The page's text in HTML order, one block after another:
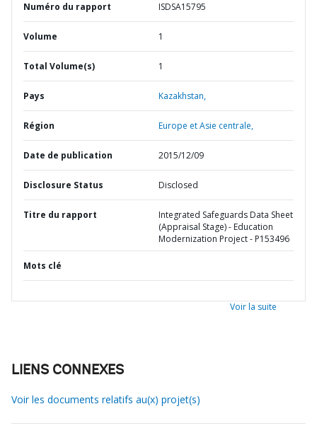
Numéro du rapport ISDSA15795
Volume 1
Total Volume(s) 1
Pays Kazakhstan,
Région Europe et Asie centrale,
Date de publication 2015/12/09
Disclosure Status Disclosed
Titre du rapport
Integrated Safeguards Data Sheet
(Appraisal Stage) - Education
Modernization Project - P153496
Mots clé
Voir la suite
LIENS CONNEXES
Voir les documents relatifs au(x) projet(s)